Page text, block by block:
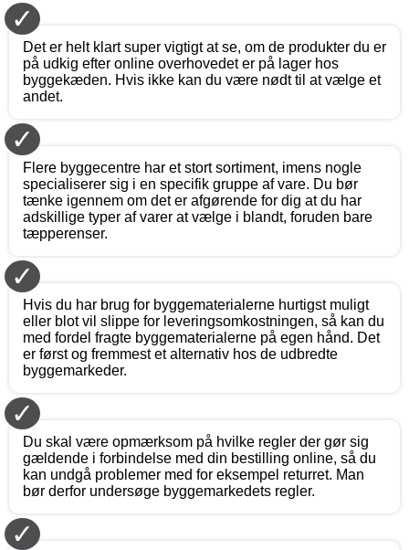
✓
Det er helt klart super vigtigt at se, om de produkter du er
på udkig efter online overhovedet er på lager hos
byggekæden. Hvis ikke kan du være nødt til at vælge et
andet.
✓
Flere byggecentre har et stort sortiment, imens nogle
specialiserer sig i en specifik gruppe af vare. Du bør
tænke igennem om det er afgørende for dig at du har
adskillige typer af varer at vælge i blandt, foruden bare
tæpperenser.
✓
Hvis du har brug for byggematerialerne hurtigst muligt
eller blot vil slippe for leveringsomkostningen, så kan du
med fordel fragte byggematerialerne på egen hånd. Det
er først og fremmest et alternativ hos de udbredte
byggemarkeder.
✓
Du skal være opmærksom på hvilke regler der gør sig
gældende i forbindelse med din bestilling online, så du
kan undgå problemer med for eksempel returret. Man
bør derfor undersøge byggemarkedets regler.
✓